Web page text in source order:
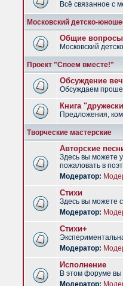
Всё связанное с
Московский детско-
Общие
Московский
Проект "Споем вместе!"
Обсуждение
Обсуждаем
Книга
Предложения,
Творческие мастерские
Авторские
Здесь вы можете
пожаловать в
Модератор:
Стихи
Здесь вы можете
Модератор:
Стихи+
Модератор:
Исполнение
В этом форуме
Модератор: